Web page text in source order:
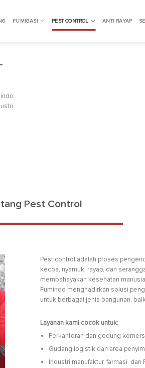
FUMIGASI PEST CONTROL ANTI RAYAP
Pest Control
Pest control adalah proses
kecoa, nyamuk, rayap, dan
membahayakan kesehatan
Fumindo menghadirkan solusi
untuk berbagai jenis bangunan,
Layanan kami cocok untuk:
Perkantoran dan gedung
Gudang logistik dan area
Industri manufaktur, farmasi, dan